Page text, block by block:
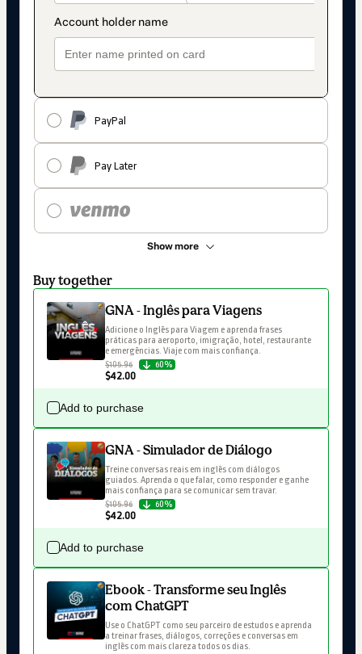
PayPal
Pay Later
Show more
Buy together
GNA - Inglês para Viagens
Adicione o Inglês para Viagem e aprenda frases
práticas para aeroporto, imigração, hotel, restaurante
e emergências. Viaje com mais confiança.
$105.96
60%
$42.00
Add to purchase
GNA - Simulador de Diálogo
Treine conversas reais em inglês com diálogos
guiados. Aprenda o que falar, como responder e ganhe
mais confiança para se comunicar sem travar.
$105.96
60%
$42.00
Add to purchase
Ebook - Transforme seu Inglês
com ChatGPT
Use o ChatGPT como seu parceiro de estudos e aprenda
a treinar frases, diálogos, correções e conversas em
inglês com mais clareza todos os dias.